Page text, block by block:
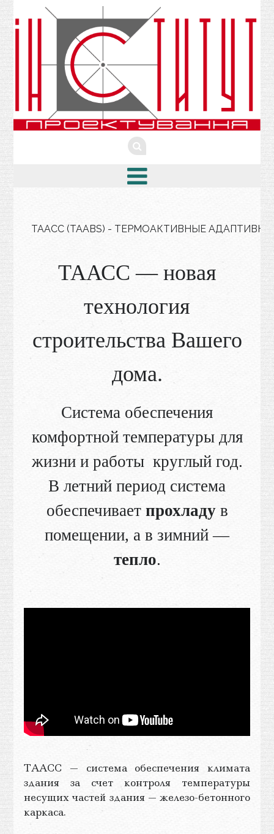
ТААСС (TAABS) - ТЕРМОАКТИВНЫЕ
ТААСС — новая
технология
строительства Вашего
дома.
Cистема обеспечения
комфортной температуры для
жизни и работы круглый год.
В летний период система
обеспечивает прохладув
помещении, а в зимний —
тепло.
ТААСС — система обеспечения климата
здания за счет контроля температуры
несущих частей здания — железо-бетонного
каркаса.